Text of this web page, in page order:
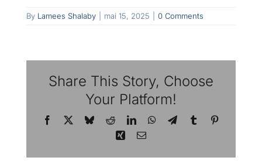
Rejoignez notre équipe
By Lamees Shalaby mai 15, 2025 0 Comments
Share This Story, Choose
Your Platform!
Facebook
X BlueskyRedditLinkedInWhatsApp
TelegramTumblrPinterest
Xing Email